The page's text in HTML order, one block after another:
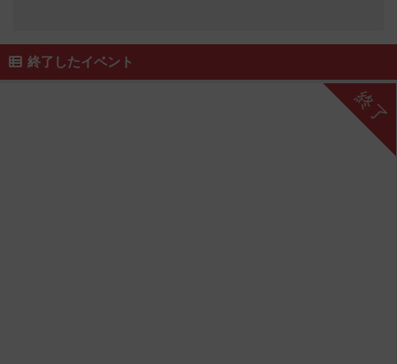
終了したイベント
終了